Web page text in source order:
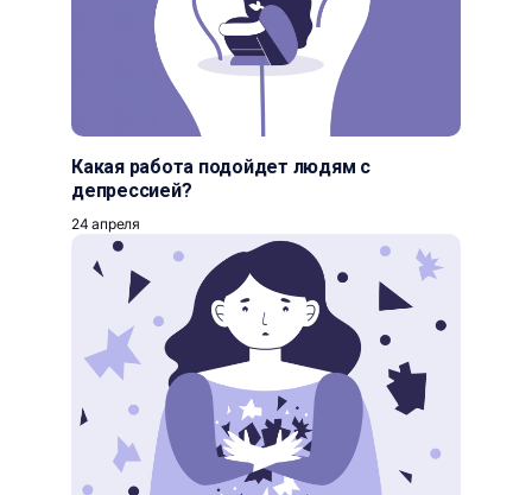
Какая работа подойдет людям с
депрессией?
24 апреля